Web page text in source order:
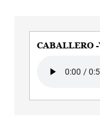
CABALLERO